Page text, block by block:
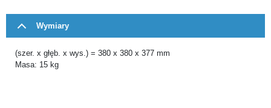
Wymiary
(szer. x głęb. x wys.) = 380 x 380 x 377 mm
Masa: 15 kg